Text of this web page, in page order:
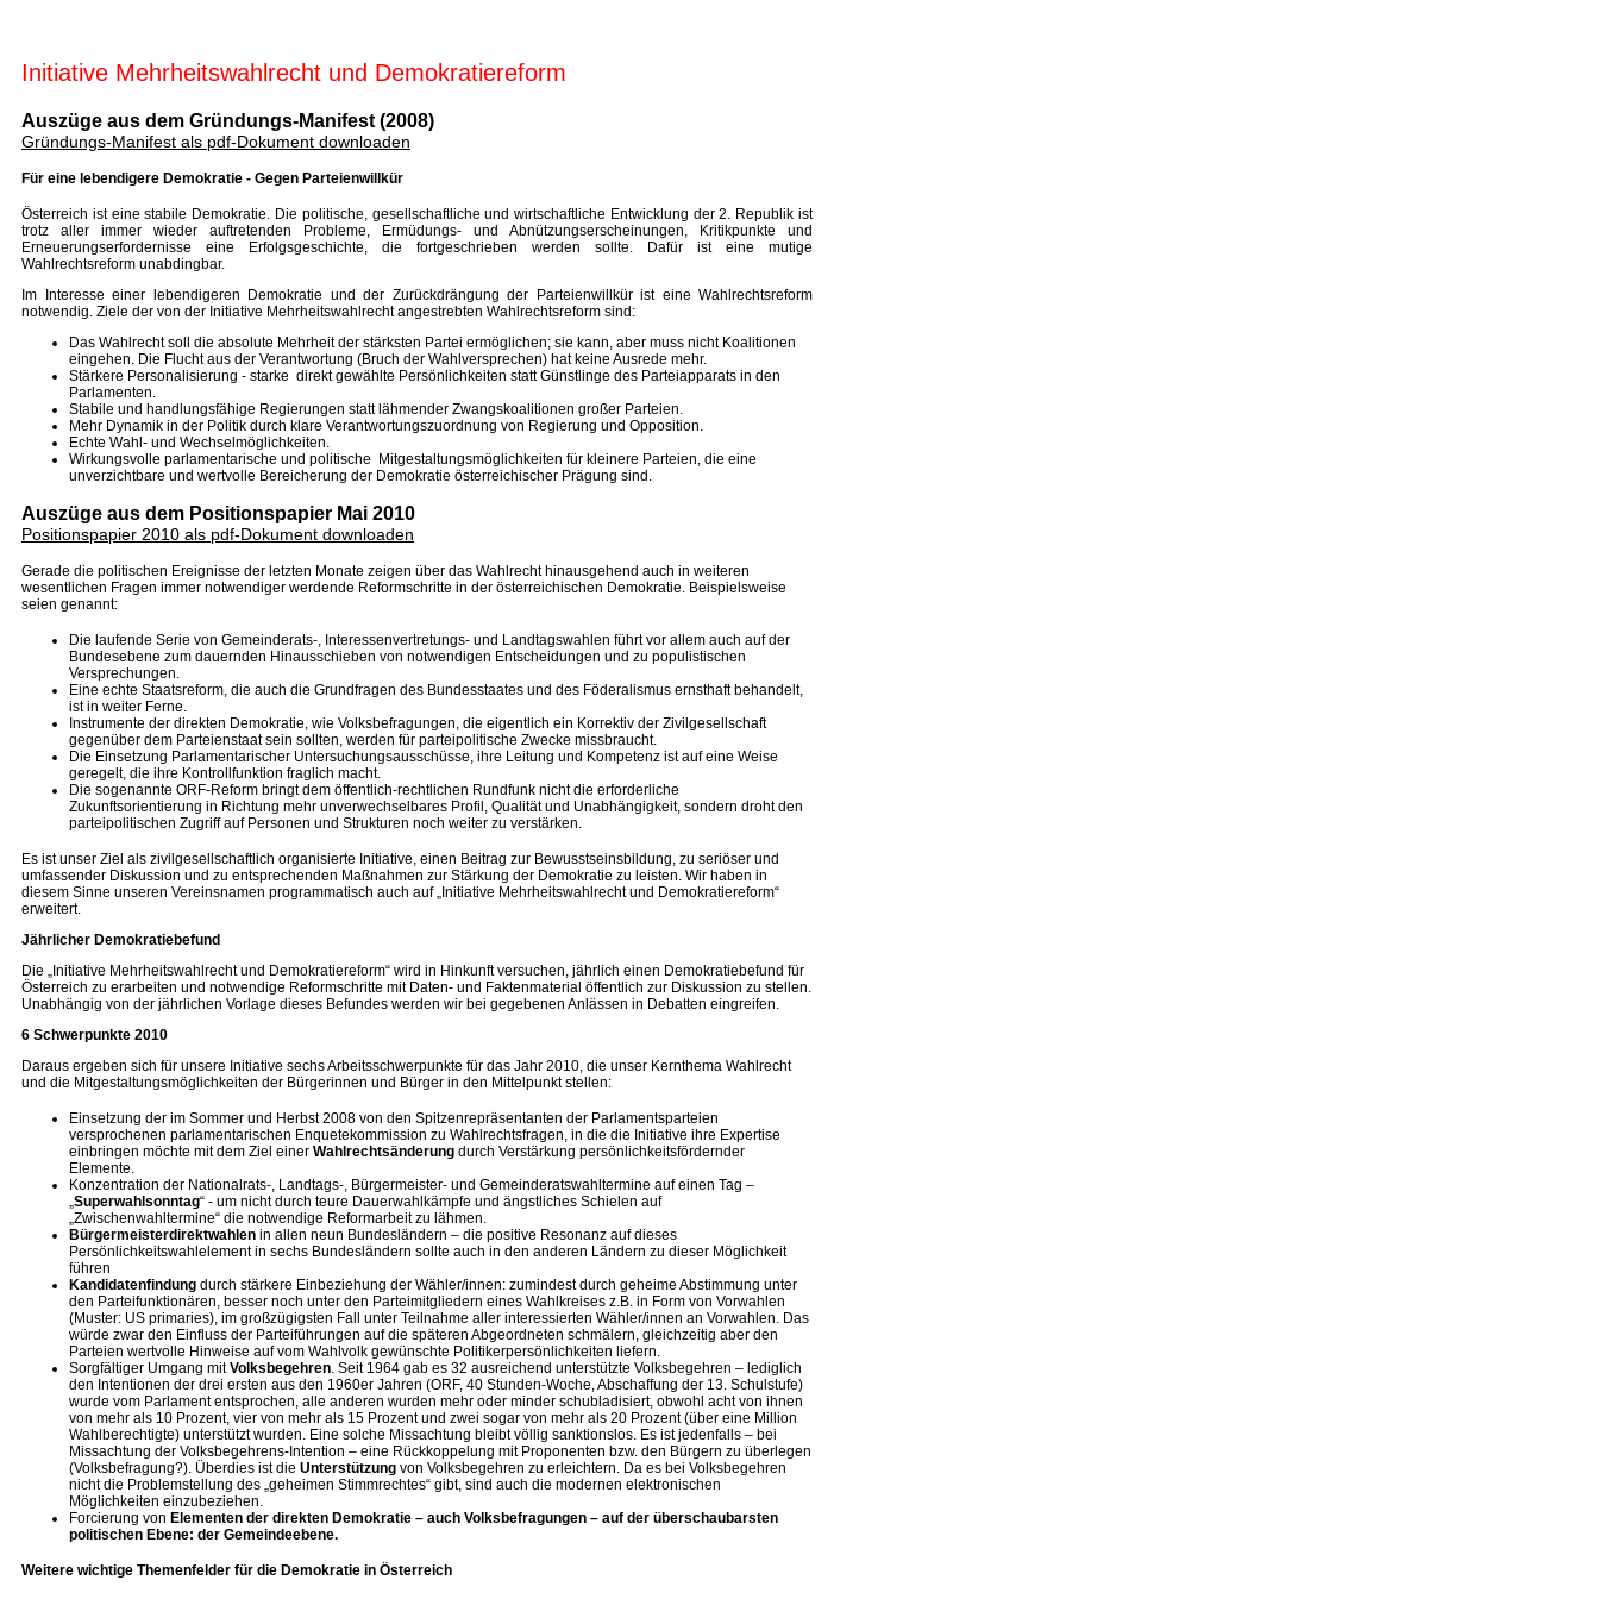
Initiative Mehrheitswahlrecht und Demokratiereform
Auszüge aus dem Gründungs-Manifest (2008)
Gründungs-Manifest als pdf-Dokument downloaden
Für eine lebendigere Demokratie - Gegen Parteienwillkür
Österreich ist eine stabile Demokratie. Die politische, gesellschaftliche und wirtschaftliche Entwicklung der 2. Republik ist
trotz aller immer wieder auftretenden Probleme, Ermüdungs- und Abnützungserscheinungen, Kritikpunkte und
Erneuerungserfordernisse eine Erfolgsgeschichte, die fortgeschrieben werden sollte. Dafür ist eine mutige
Wahlrechtsreform unabdingbar.
Im Interesse einer lebendigeren Demokratie und der Zurückdrängung der Parteienwillkür ist eine Wahlrechtsreform
notwendig. Ziele der von der Initiative Mehrheitswahlrecht angestrebten Wahlrechtsreform sind:
Das Wahlrecht soll die absolute Mehrheit der stärksten Partei ermöglichen; sie kann, aber muss nicht Koalitionen
eingehen. Die Flucht aus der Verantwortung (Bruch der Wahlversprechen) hat keine Ausrede mehr.
Stärkere Personalisierung - starke direkt gewählte Persönlichkeiten statt Günstlinge des Parteiapparats in den
Parlamenten.
Stabile und handlungsfähige Regierungen statt lähmender Zwangskoalitionen großer Parteien.
Mehr Dynamik in der Politik durch klare Verantwortungszuordnung von Regierung und Opposition.
Echte Wahl- und Wechselmöglichkeiten.
Wirkungsvolle parlamentarische und politische Mitgestaltungsmöglichkeiten für kleinere Parteien, die eine
unverzichtbare und wertvolle Bereicherung der Demokratie österreichischer Prägung sind.
Auszüge aus dem Positionspapier Mai 2010
Positionspapier 2010 als pdf-Dokument downloaden
Gerade die politischen Ereignisse der letzten Monate zeigen über das Wahlrecht hinausgehend auch in weiteren
wesentlichen Fragen immer notwendiger werdende Reformschritte in der österreichischen Demokratie. Beispielsweise
seien genannt:
Die laufende Serie von Gemeinderats-, Interessenvertretungs- und Landtagswahlen führt vor allem auch auf der
Bundesebene zum dauernden Hinausschieben von notwendigen Entscheidungen und zu populistischen
Versprechungen.
Eine echte Staatsreform, die auch die Grundfragen des Bundesstaates und des Föderalismus ernsthaft behandelt,
ist in weiter Ferne.
Instrumente der direkten Demokratie, wie Volksbefragungen, die eigentlich ein Korrektiv der Zivilgesellschaft
gegenüber dem Parteienstaat sein sollten, werden für parteipolitische Zwecke missbraucht.
Die Einsetzung Parlamentarischer Untersuchungsausschüsse, ihre Leitung und Kompetenz ist auf eine Weise
geregelt, die ihre Kontrollfunktion fraglich macht.
Die sogenannte ORF-Reform bringt dem öffentlich-rechtlichen Rundfunk nicht die erforderliche
Zukunftsorientierung in Richtung mehr unverwechselbares Profil, Qualität und Unabhängigkeit, sondern droht den
parteipolitischen Zugriff auf Personen und Strukturen noch weiter zu verstärken.
Es ist unser Ziel als zivilgesellschaftlich organisierte Initiative, einen Beitrag zur Bewusstseinsbildung, zu seriöser und
umfassender Diskussion und zu entsprechenden Maßnahmen zur Stärkung der Demokratie zu leisten. Wir haben in
diesem Sinne unseren Vereinsnamen programmatisch auch auf „Initiative Mehrheitswahlrecht und Demokratiereform“
erweitert.
Jährlicher Demokratiebefund
Die „Initiative Mehrheitswahlrecht und Demokratiereform“ wird in Hinkunft versuchen, jährlich einen Demokratiebefund für
Österreich zu erarbeiten und notwendige Reformschritte mit Daten- und Faktenmaterial öffentlich zur Diskussion zu stellen.
Unabhängig von der jährlichen Vorlage dieses Befundes werden wir bei gegebenen Anlässen in Debatten eingreifen.
6 Schwerpunkte 2010
Daraus ergeben sich für unsere Initiative sechs Arbeitsschwerpunkte für das Jahr 2010, die unser Kernthema Wahlrecht
und die Mitgestaltungsmöglichkeiten der Bürgerinnen und Bürger in den Mittelpunkt stellen:
Einsetzung der im Sommer und Herbst 2008 von den Spitzenrepräsentanten der Parlamentsparteien
versprochenen parlamentarischen Enquetekommission zu Wahlrechtsfragen, in die die Initiative ihre Expertise
einbringen möchte mit dem Ziel einer Wahlrechtsänderung durch Verstärkung persönlichkeitsfördernder
Elemente.
Konzentration der Nationalrats-, Landtags-, Bürgermeister- und Gemeinderatswahltermine auf einen Tag –
„Superwahlsonntag“ - um nicht durch teure Dauerwahlkämpfe und ängstliches Schielen auf
„Zwischenwahltermine“ die notwendige Reformarbeit zu lähmen.
Bürgermeisterdirektwahlen in allen neun Bundesländern – die positive Resonanz auf dieses
Persönlichkeitswahlelement in sechs Bundesländern sollte auch in den anderen Ländern zu dieser Möglichkeit
führen
Kandidatenfindung durch stärkere Einbeziehung der Wähler/innen: zumindest durch geheime Abstimmung unter
den Parteifunktionären, besser noch unter den Parteimitgliedern eines Wahlkreises z.B. in Form von Vorwahlen
(Muster: US primaries), im großzügigsten Fall unter Teilnahme aller interessierten Wähler/innen an Vorwahlen. Das
würde zwar den Einfluss der Parteiführungen auf die späteren Abgeordneten schmälern, gleichzeitig aber den
Parteien wertvolle Hinweise auf vom Wahlvolk gewünschte Politikerpersönlichkeiten liefern.
Sorgfältiger Umgang mitVolksbegehren. Seit 1964 gab es 32 ausreichend unterstützte Volksbegehren – lediglich
den Intentionen der drei ersten aus den 1960er Jahren (ORF, 40 Stunden-Woche, Abschaffung der 13. Schulstufe)
wurde vom Parlament entsprochen, alle anderen wurden mehr oder minder schubladisiert, obwohl acht von ihnen
von mehr als 10 Prozent, vier von mehr als 15 Prozent und zwei sogar von mehr als 20 Prozent (über eine Million
Wahlberechtigte) unterstützt wurden. Eine solche Missachtung bleibt völlig sanktionslos. Es ist jedenfalls – bei
Missachtung der Volksbegehrens-Intention – eine Rückkoppelung mit Proponenten bzw. den Bürgern zu überlegen
(Volksbefragung?). Überdies ist die Unterstützung von Volksbegehren zu erleichtern. Da es bei Volksbegehren
nicht die Problemstellung des „geheimen Stimmrechtes“ gibt, sind auch die modernen elektronischen
Möglichkeiten einzubeziehen.
Forcierung von Elementen der direkten Demokratie – auch Volksbefragungen – auf der überschaubarsten
politischen Ebene: der Gemeindeebene.
Weitere wichtige Themenfelder für die Demokratie in Österreich